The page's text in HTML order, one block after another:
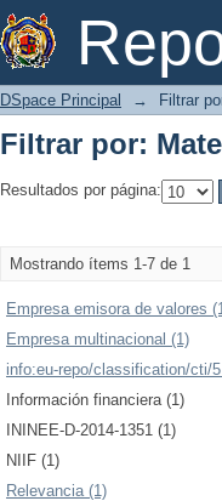
Filtrar por:
DSpace Principal → Filtrar
Filtrar por:
Resultados por página:
Mostrando ítems 1-7 de 1
Empresa emisora de valores
Empresa multinacional (1)
info:eu-repo/classification/cti/
Información financiera (1)
ININEE-D-2014-1351 (1)
NIIF (1)
Relevancia (1)